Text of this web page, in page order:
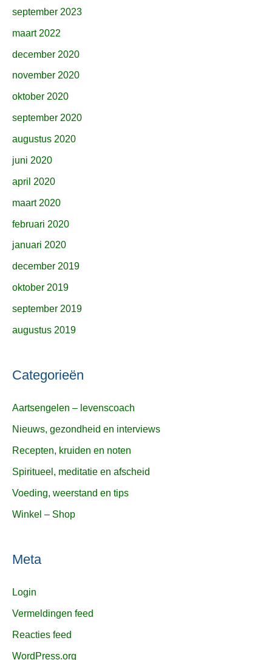
september 2023
maart 2022
december 2020
november 2020
oktober 2020
september 2020
augustus 2020
juni 2020
april 2020
maart 2020
februari 2020
januari 2020
december 2019
oktober 2019
september 2019
augustus 2019
Categorieën
Aartsengelen – levenscoach
Nieuws, gezondheid en interviews
Recepten, kruiden en noten
Spiritueel, meditatie en afscheid
Voeding, weerstand en tips
Winkel – Shop
Meta
Login
Vermeldingen feed
Reacties feed
WordPress.org